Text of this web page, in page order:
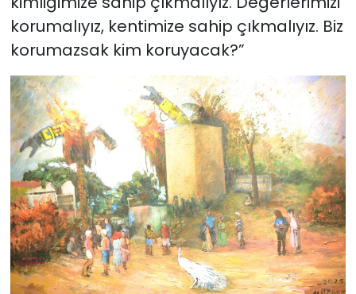
korumalıyız, kentimize sahip çıkmalıyız. Biz
korumazsak kim koruyacak?”